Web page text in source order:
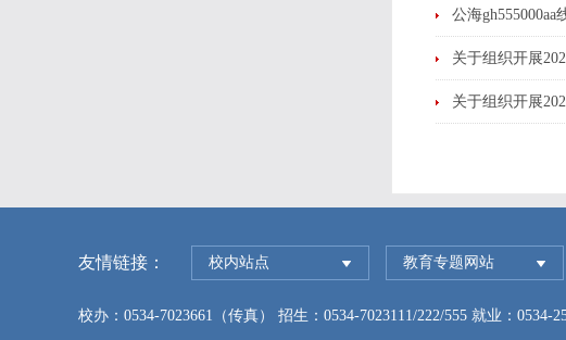
公海
关于组织开展
关于组织开展
友情链接： 校内站点 教育专题网站
校办：0534-7023661（传真） 招生：0534-7023111/222/555 就业：0534-